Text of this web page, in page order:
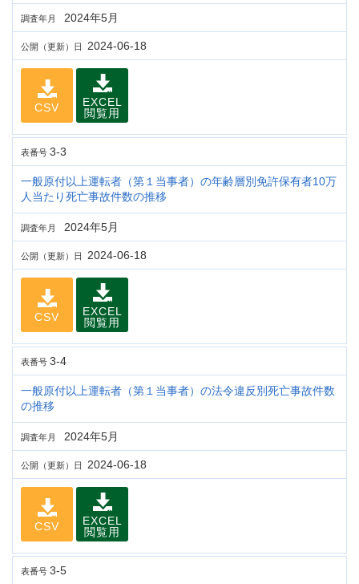
調査年月 2024年5月
公開（更新）日 2024-06-18
CSV
EXCEL
閲覧用
表番号 3-3
一般原付以上運転者（第１当事者）の年齢層別免許保有者10万
人当たり死亡事故件数の推移
調査年月 2024年5月
公開（更新）日 2024-06-18
CSV
EXCEL
閲覧用
表番号 3-4
一般原付以上運転者（第１当事者）の法令違反別死亡事故件数
の推移
調査年月 2024年5月
公開（更新）日 2024-06-18
CSV
EXCEL
閲覧用
表番号 3-5